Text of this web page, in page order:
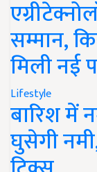
सम्मान,
मिली नई
Lifestyle
बारिश में
घुसेगी